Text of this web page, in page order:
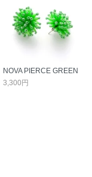
NOVA PIERCE GREEN
3,300円